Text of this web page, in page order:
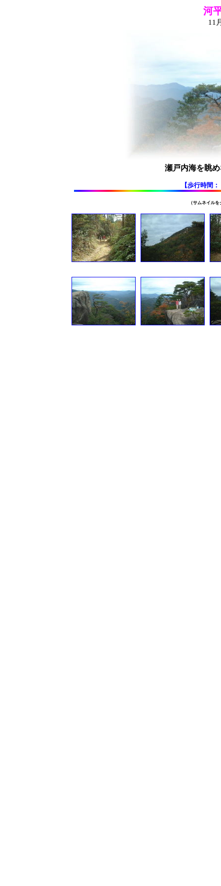
河
11
瀬戸内海を眺
【歩行時
（サムネイル